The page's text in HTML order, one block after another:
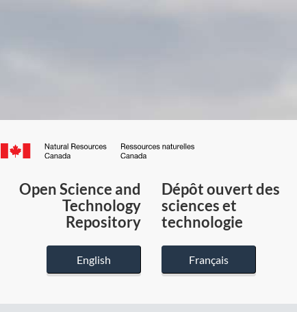
Canada.ca
du
Canada
Open Science and
Technology
Repository
English
Dépôt ouvert des
sciences et
technologie
Français